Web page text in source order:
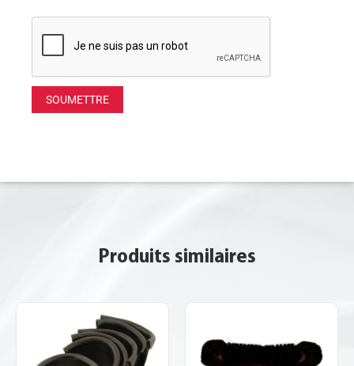
Produits similaires